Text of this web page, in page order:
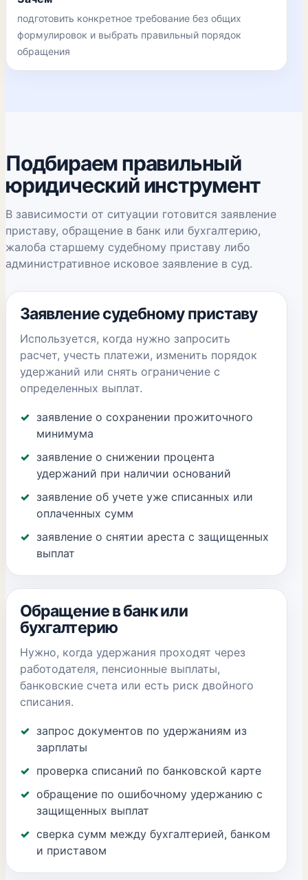
подготовить конкретное требование без общих
формулировок и выбрать правильный порядок
обращения
Подбираем правильный
юридический инструмент
В зависимости от ситуации готовится заявление
приставу, обращение в банк или бухгалтерию,
жалоба старшему судебному приставу либо
административное исковое заявление в суд.
Заявление судебному приставу
Используется, когда нужно запросить
расчет, учесть платежи, изменить порядок
удержаний или снять ограничение с
определенных выплат.
заявление о сохранении прожиточного
минимума
заявление о снижении процента
удержаний при наличии оснований
заявление об учете уже списанных или
оплаченных сумм
заявление о снятии ареста с защищенных
выплат
Обращение в банк или
бухгалтерию
Нужно, когда удержания проходят через
работодателя, пенсионные выплаты,
банковские счета или есть риск двойного
списания.
запрос документов по удержаниям из
зарплаты
проверка списаний по банковской карте
обращение по ошибочному удержанию с
защищенных выплат
сверка сумм между бухгалтерией, банком
и приставом